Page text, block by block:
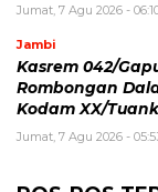
Jumat, 7 Agu 2026 -
Jambi
Kasrem 042/
Rombongan
Kodam XX/
Jumat, 7 Agu 2026 -